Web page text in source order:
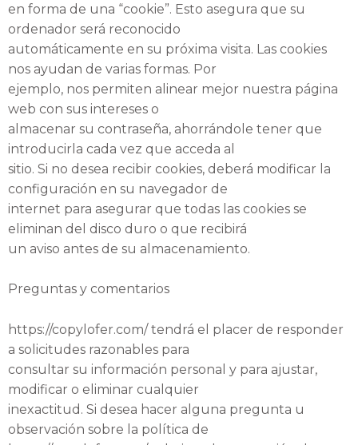
en forma de una “cookie”. Esto asegura que su
ordenador será reconocido
automáticamente en su próxima visita. Las cookies
nos ayudan de varias formas. Por
ejemplo, nos permiten alinear mejor nuestra página
web con sus intereses o
almacenar su contraseña, ahorrándole tener que
introducirla cada vez que acceda al
sitio. Si no desea recibir cookies, deberá modificar la
configuración en su navegador de
internet para asegurar que todas las cookies se
eliminan del disco duro o que recibirá
un aviso antes de su almacenamiento.
Preguntas y comentarios
https://copylofer.com/ tendrá el placer de responder
a solicitudes razonables para
consultar su información personal y para ajustar,
modificar o eliminar cualquier
inexactitud. Si desea hacer alguna pregunta u
observación sobre la política de